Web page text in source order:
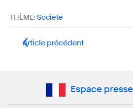
THÈME: Societe
Article précédent
Espace